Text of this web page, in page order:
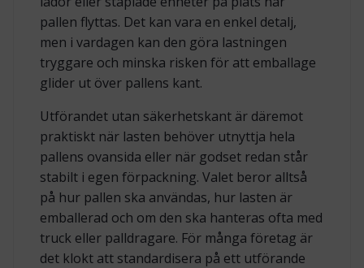
pallen flyttas. Det kan vara en enkel detalj,
men i vardagen kan den göra lastningen
tryggare och minska risken för att emballage
glider ut över pallens kant.
Utförandet utan säkerhetskant är däremot
praktiskt när lasten behöver utnyttja hela
pallens ovansida eller när godset redan står
stabilt i egen förpackning. Valet beror alltså
på hur pallen ska användas, hur lasten är
emballerad och om den ska hanteras ofta med
truck eller palldragare. För många företag är
det klokt att standardisera på ett utförande